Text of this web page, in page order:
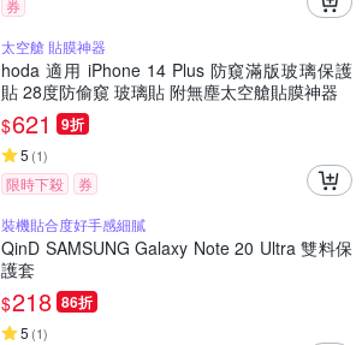
券
太空艙 貼膜神器
hoda 適用 iPhone 14 Plus 防窺滿版玻璃保護
貼 28度防偷窺 玻璃貼 附無塵太空艙貼膜神器
$621 9折
5 (1)
限時下殺
券
裝機貼合度好手感細膩
QinD SAMSUNG Galaxy Note 20 Ultra 雙料保
護套
$218 86折
5 (1)